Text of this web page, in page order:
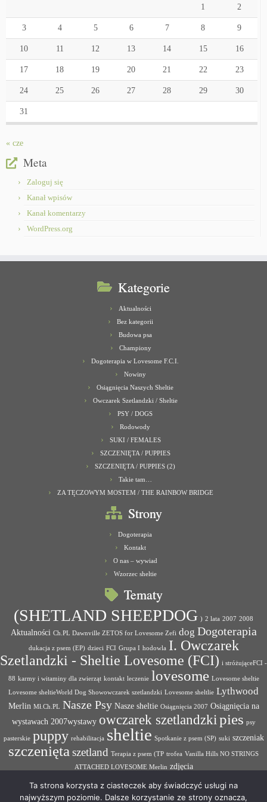
1 2
3 4 5 6 7 8 9
10 11 12 13 14 15 16
17 18 19 20 21 22 23
24 25 26 27 28 29 30
31
« cze
Meta
Zaloguj się
Kanał wpisów
Kanał komentarzy
WordPress.org
Kategorie
Aktualności
Bez kategorii
Budowa psa
Championy
Dogoterapia w Lovesome F.C.I.
Nowiny
Osiągnięcia Naszych Sheltie
Owczarek Szetlandzki / Sheltie
PSY / DOGS
Rodowody
SUKI / FEMALES
SZCZENIĘTA / PUPPIES
SZCZENIĘTA / PUPPIES (2)
Takie tam…
ZA TĘCZOWYM MOSTEM / THE RAINBOW BRIDGE
Strony
Dogoterapia
Kontakt
O nas – wywiad
Wzorzec sheltie
Tematy
(SHETLAND SHEEPDOG ) 2 lata 2007 2008
Aktualności Ch.PL Dawnville ZETOS for Lovesome Zefi dog Dogoterapia
dukacja z psem (EP) dzieci FCI Grupa I hodowla I. Owczarek
Szetlandzki - Sheltie Lovesome (FCI) i stróżująceFCI -
88 karmy i witaminy dla zwierząt kontakt leczenie lovesome Lovesome sheltie
Lovesome sheltieWorld Dog Showowczarek szetlandzki Lovesome sheltlie Lythwood
Merlin Mł.Ch.PL Nasze Psy Nasze sheltie Osiągnięcia 2007 Osiągnięcia na
wystawach 2007wystawy owczarek szetlandzkipies psy
pasterskie puppy rehabilitacja sheltie Spotkanie z psem (SP) suki szczeniak
szczenięta szetland Terapia z psem (TP trofea Vanilla Hills NO STRINGS
ATTACHED LOVESOME Merlin zdjęcia
Ta strona korzysta z ciasteczek aby świadczyć usługi na
najwyższym poziomie. Dalsze korzystanie ze strony oznacza,